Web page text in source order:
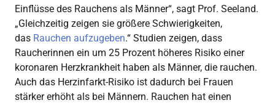
Einflüsse des Rauchens als Männer“, sagt Prof. Seeland.
„Gleichzeitig zeigen sie größere Schwierigkeiten,
das Rauchen aufzugeben.“ Studien zeigen, dass
Raucherinnen ein um 25 Prozent höheres Risiko einer
koronaren Herzkrankheit haben als Männer, die rauchen.
Auch das Herzinfarkt-Risiko ist dadurch bei Frauen
stärker erhöht als bei Männern. Rauchen hat einen